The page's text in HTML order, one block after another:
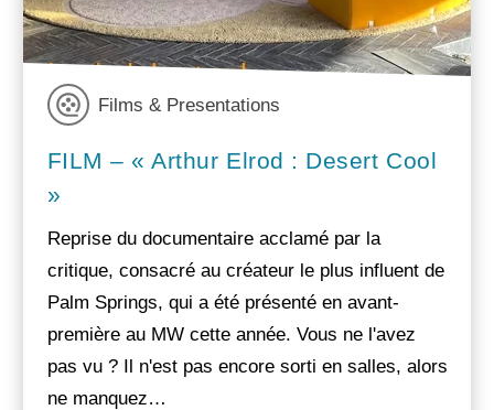
Films & Presentations
FILM – « Arthur Elrod : Desert Cool
»
Reprise du documentaire acclamé par la
critique, consacré au créateur le plus influent de
Palm Springs, qui a été présenté en avant-
première au MW cette année. Vous ne l'avez
pas vu ? Il n'est pas encore sorti en salles, alors
ne manquez…